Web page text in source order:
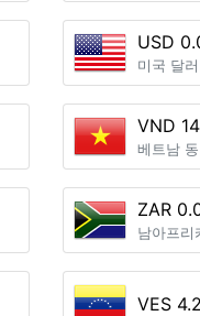
USD
미국 달러
VND
베트남 동
ZAR
남아프리
VES